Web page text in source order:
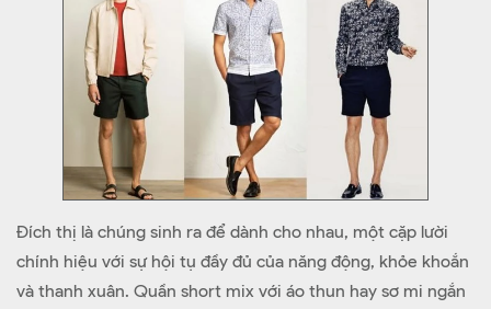
Đích thị là chúng sinh ra để dành cho nhau, một cặp lười
chính hiệu với sự hội tụ đầy đủ của năng động, khỏe khoắn
và thanh xuân. Quần short mix với áo thun hay sơ mi ngắn